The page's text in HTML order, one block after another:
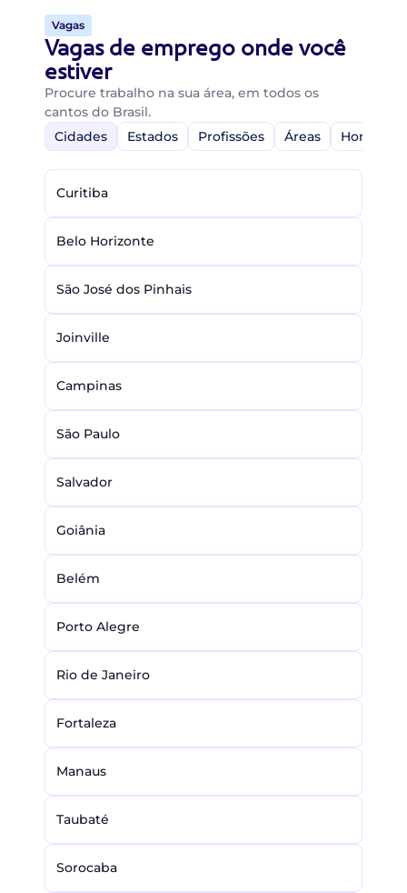
Vagas
Vagas de emprego onde você
estiver
Procure trabalho na sua área, em todos os
cantos do Brasil.
Cidades
Estados Profissões Áreas Home-
Curitiba
Belo Horizonte
São José dos Pinhais
Joinville
Campinas
São Paulo
Salvador
Goiânia
Belém
Porto Alegre
Rio de Janeiro
Fortaleza
Manaus
Taubaté
Sorocaba